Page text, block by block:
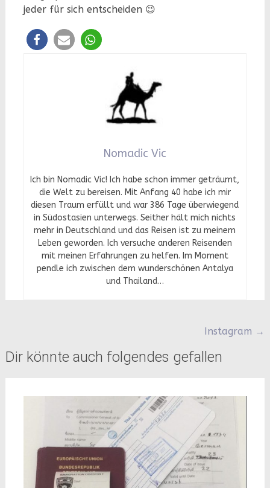
jeder für sich entscheiden 😉
Nomadic Vic
Ich bin Nomadic Vic! Ich habe schon immer geträumt,
die Welt zu bereisen. Mit Anfang 40 habe ich mir
diesen Traum erfüllt und war 386 Tage überwiegend
in Südostasien unterwegs. Seither hält mich nichts
mehr in Deutschland und das Reisen ist zu meinem
Leben geworden. Ich versuche anderen Reisenden
mit meinen Erfahrungen zu helfen. Im Moment
pendle ich zwischen dem wunderschönen Antalya
und Thailand…
Instagram →
Dir könnte auch folgendes gefallen